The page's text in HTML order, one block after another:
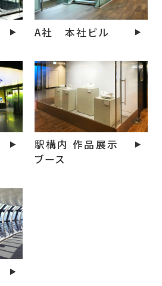
A社 本社ビル
駅構内 作品展示
ブース